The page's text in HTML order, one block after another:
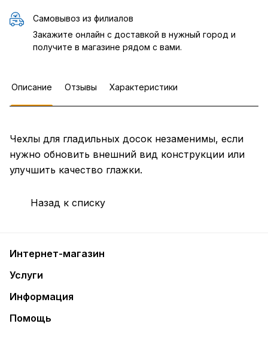
Самовывоз из филиалов
Закажите онлайн с доставкой в нужный город и
получите в магазине рядом с вами.
Описание Отзывы Характеристики
Чехлы для гладильных досок незаменимы, если
нужно обновить внешний вид конструкции или
улучшить качество глажки.
Назад к списку
Интернет-магазин
Услуги
Информация
Помощь